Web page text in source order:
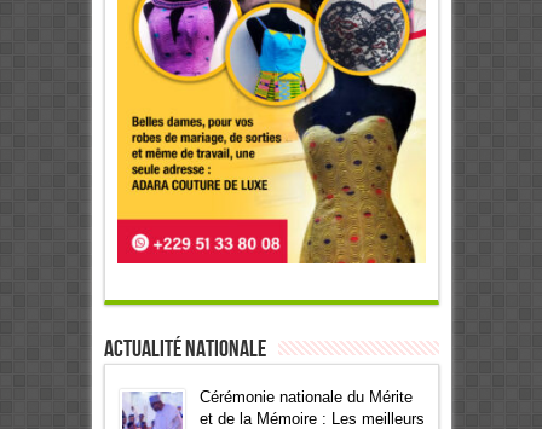
Actualité Nationale
Cérémonie nationale du Mérite
et de la Mémoire : Les meilleurs